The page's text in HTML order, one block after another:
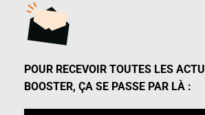
POUR RECEVOIR TOUTES LES
BOOSTER, ÇA SE PASSE PAR LÀ :